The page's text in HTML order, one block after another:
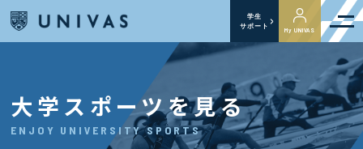
学生
サポート
My UNIVAS
大学スポーツを見る
ENJOY UNIVERSITY SPORTS